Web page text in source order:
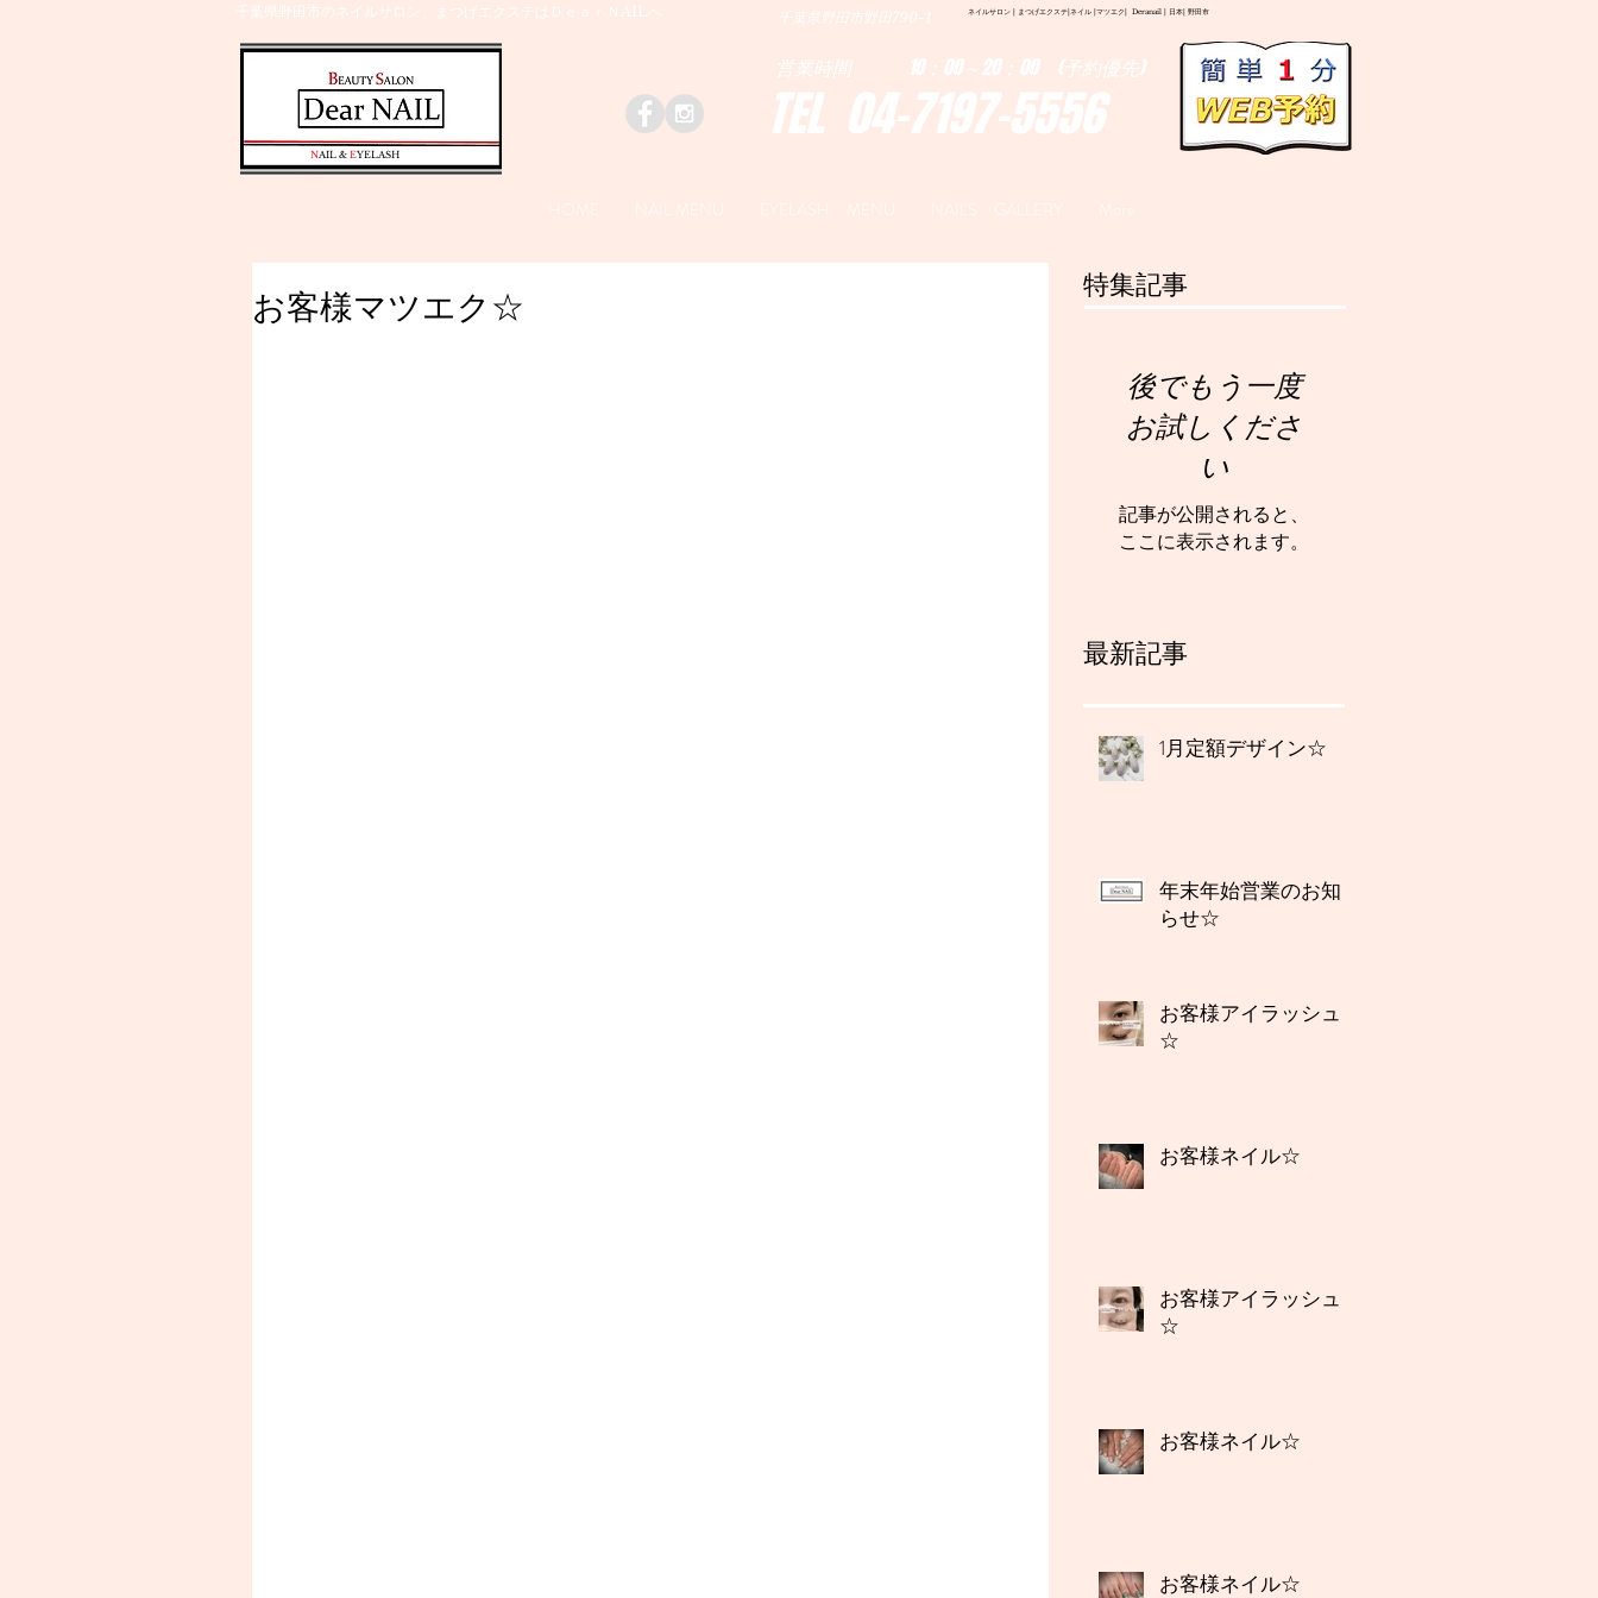
千葉県野田市のネイルサロン、まつげエクステはＤｅａｒＮAILへ ネイルサロン | まつげエクステ|ネイル |マツエク| Deranail | 日本| 野田市
千葉県野田市野田790-1
​NAIL & EYELASH
TEL 04-7197-5556
営業時間 10：00～20：00 (予約優先)
お客様マツエク☆
特集記事
後でもう一度
お試しくださ
い
記事が公開されると、
ここに表示されます。
最新記事
1月定額デザイン☆
年末年始営業のお知
らせ☆
お客様アイラッシュ
☆
お客様ネイル☆
お客様アイラッシュ
☆
お客様ネイル☆
お客様ネイル☆